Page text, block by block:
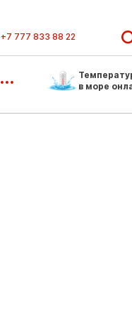
+7 777 833 88 22
...
в море